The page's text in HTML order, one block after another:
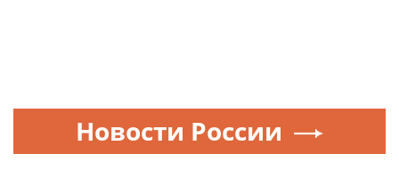
Новости России